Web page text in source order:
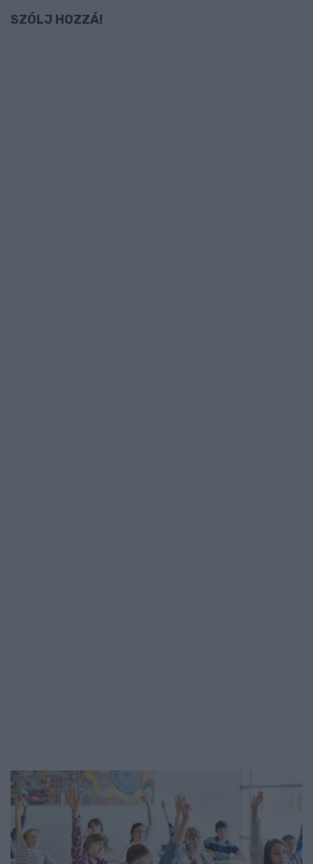
SZÓLJ HOZZÁ!